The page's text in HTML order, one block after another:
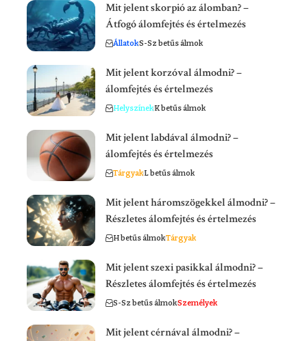
Mit jelent skorpió az álomban? –
Átfogó álomfejtés és értelmezés
ÁllatokS-Sz betűs álmok
Mit jelent korzóval álmodni? –
álomfejtés és értelmezés
HelyszínekK betűs álmok
Mit jelent labdával álmodni? –
álomfejtés és értelmezés
TárgyakL betűs álmok
Mit jelent háromszögekkel álmodni? –
Részletes álomfejtés és értelmezés
H betűs álmokTárgyak
Mit jelent szexi pasikkal álmodni? –
Részletes álomfejtés és értelmezés
S-Sz betűs álmokSzemélyek
Mit jelent cérnával álmodni? –